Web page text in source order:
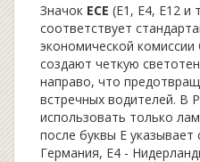
Значок ECE (E1, E4, E12 и
соответствует
экономической
создают четкую
направо, что
встречных водителей. В
использовать только
после буквы E указывает
Германия, E4 -